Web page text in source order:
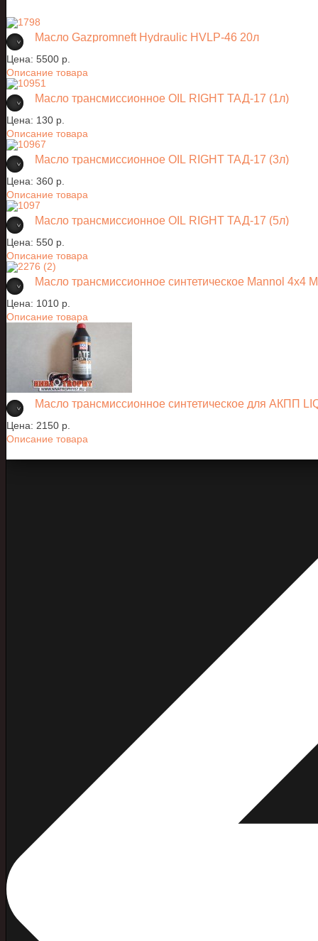
Масло Gazpromneft Hydraulic HVLP-46 20л
Цена: 5500 p.
Описание товара
Масло трансмиссионное OIL RIGHT ТАД-17 (1л)
Цена: 130 p.
Описание товара
Масло трансмиссионное OIL RIGHT ТАД-17 (3л)
Цена: 360 p.
Описание товара
Масло трансмиссионное OIL RIGHT ТАД-17 (5л)
Цена: 550 p.
Описание товара
Масло трансмиссионное синтетическое Mannol 4x4
Цена: 1010 p.
Описание товара
Масло трансмиссионное синтетическое для АКПП
Цена: 2150 p.
Описание товара